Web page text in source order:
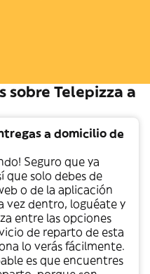
sobre Telepizza a
a domicilio de
Seguro que ya
que solo debes de
o de la aplicación
vez dentro, loguéate y
entre las opciones
de reparto de esta
lo verás fácilmente.
es que encuentres